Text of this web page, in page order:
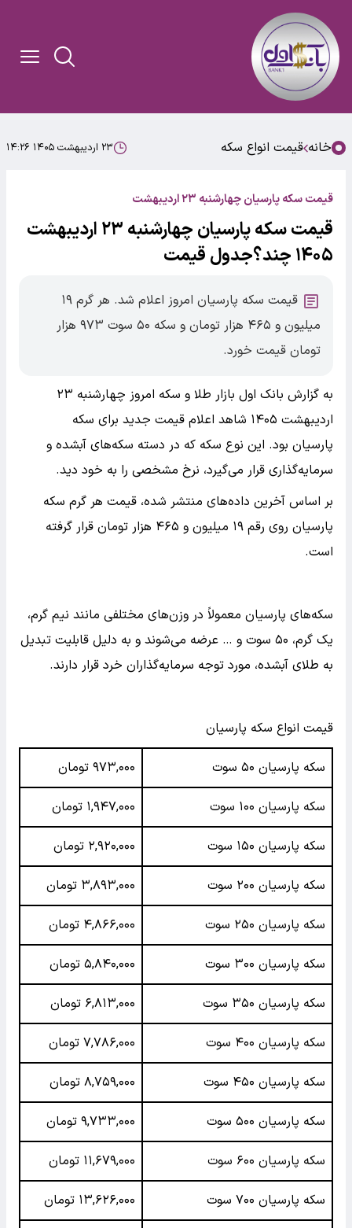
خانه قیمت انواع سکه ۲۳ اردیبهشت ۱۴۰۵ ۱۴:۲۶
قیمت سکه پارسیان چهارشنبه ۲۳ اردیبهشت
قیمت سکه پارسیان چهارشنبه ۲۳ اردیبهشت
۱۴۰۵ چند؟جدول قیمت
قیمت سکه پارسیان امروز اعلام شد. هر گرم ۱۹
میلیون و ۴۶۵ هزار تومان و سکه ۵۰ سوت ۹۷۳ هزار
تومان قیمت خورد.
به گزارش بانک اول بازار طلا و سکه امروز چهارشنبه ۲۳
اردیبهشت ۱۴۰۵ شاهد اعلام قیمت جدید برای سکه
پارسیان بود. این نوع سکه که در دسته سکه‌های آبشده و
سرمایه‌گذاری قرار می‌گیرد، نرخ مشخصی را به خود دید.
بر اساس آخرین داده‌های منتشر شده، قیمت هر گرم سکه
پارسیان روی رقم ۱۹ میلیون و ۴۶۵ هزار تومان قرار گرفته
است.
سکه‌های پارسیان معمولاً در وزن‌های مختلفی مانند نیم گرم،
یک گرم، ۵۰ سوت و … عرضه می‌شوند و به دلیل قابلیت تبدیل
به طلای آبشده، مورد توجه سرمایه‌گذاران خرد قرار دارند.
قیمت انواع سکه پارسیان
سکه پارسیان ۵۰ سوت ۹۷۳,۰۰۰ تومان
سکه پارسیان ۱۰۰ سوت ۱,۹۴۷,۰۰۰ تومان
سکه پارسیان ۱۵۰ سوت ۲,۹۲۰,۰۰۰ تومان
سکه پارسیان ۲۰۰ سوت ۳,۸۹۳,۰۰۰ تومان
سکه پارسیان ۲۵۰ سوت ۴,۸۶۶,۰۰۰ تومان
سکه پارسیان ۳۰۰ سوت ۵,۸۴۰,۰۰۰ تومان
سکه پارسیان ۳۵۰ سوت ۶,۸۱۳,۰۰۰ تومان
سکه پارسیان ۴۰۰ سوت ۷,۷۸۶,۰۰۰ تومان
سکه پارسیان ۴۵۰ سوت ۸,۷۵۹,۰۰۰ تومان
سکه پارسیان ۵۰۰ سوت ۹,۷۳۳,۰۰۰ تومان
سکه پارسیان ۶۰۰ سوت ۱۱,۶۷۹,۰۰۰ تومان
سکه پارسیان ۷۰۰ سوت ۱۳,۶۲۶,۰۰۰ تومان